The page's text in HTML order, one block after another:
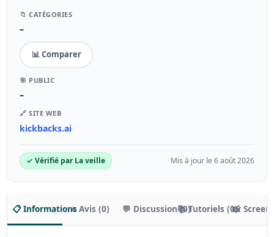
📁 CATÉGORIES
–
📊 Comparer
🎯 PUBLIC
–
🔗 SITE WEB
kickbacks.ai
✓ Vérifié par La veille Mis à jour le 6 août 2026
📋 Informations⭐ Avis (0) 💬 Discussion (0)📚 Tutoriels (0)📸